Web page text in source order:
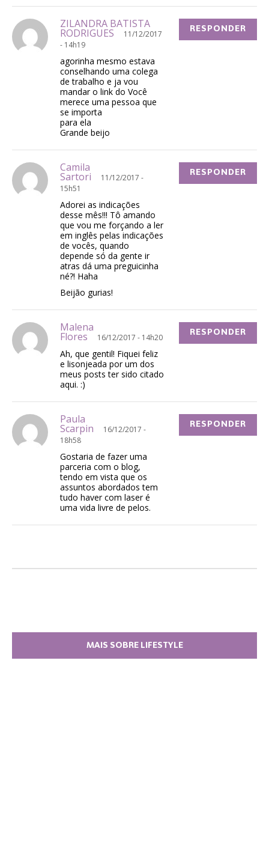
ZILANDRA BATISTA
RODRIGUES
11/12/2017
- 14h19
agorinha mesmo estava
conselhando uma colega
de trabalho e ja vou
mandar o link do Você
merece uma pessoa que
se importa
para ela
Grande beijo
RESPONDER
Camila
Sartori
11/12/2017 -
15h51
Adorei as indicações
desse mês!!! Tô amando
que vou me forçando a ler
em inglês pelas indicações
de vocês, quando
depende só da gente ir
atras dá uma preguicinha
né?! Haha
Beijão gurias!
RESPONDER
Malena
Flores 16/12/2017 - 14h20
Ah, que gentil! Fiquei feliz
e lisonjeada por um dos
meus posts ter sido citado
aqui. :)
RESPONDER
Paula
Scarpin
16/12/2017 -
18h58
Gostaria de fazer uma
parceria com o blog,
tendo em vista que os
assuntos abordados tem
tudo haver com laser é
uma vida livre de pelos.
RESPONDER
MAIS SOBRE LIFESTYLE